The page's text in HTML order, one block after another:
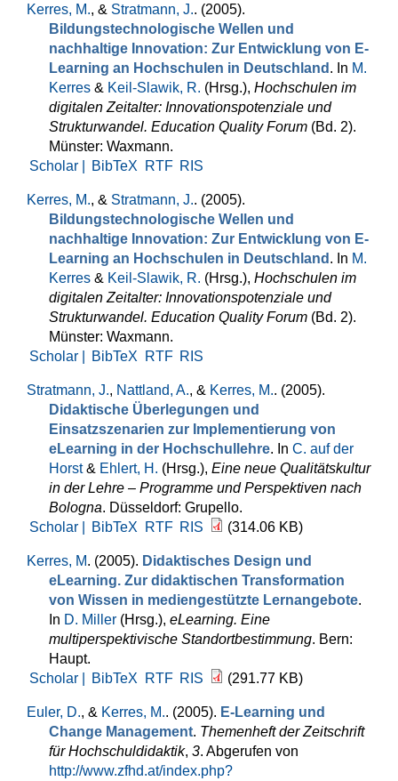
Kerres, M., & Stratmann, J.. (2005).
Bildungstechnologische Wellen und
nachhaltige Innovation: Zur Entwicklung von E-
Learning an Hochschulen in Deutschland . In M.
Kerres & Keil-Slawik, R. (Hrsg.), Hochschulen im
digitalen Zeitalter: Innovationspotenziale und
Strukturwandel. Education Quality Forum (Bd. 2).
Münster: Waxmann.
Scholar |
BibTeX RTF RIS
Kerres, M., & Stratmann, J.. (2005).
Bildungstechnologische Wellen und
nachhaltige Innovation: Zur Entwicklung von E-
Learning an Hochschulen in Deutschland . In M.
Kerres & Keil-Slawik, R. (Hrsg.), Hochschulen im
digitalen Zeitalter: Innovationspotenziale und
Strukturwandel. Education Quality Forum (Bd. 2).
Münster: Waxmann.
Scholar |
BibTeX RTF RIS
Stratmann, J., Nattland, A., & Kerres, M.. (2005).
Didaktische Überlegungen und
Einsatzszenarien zur Implementierung von
eLearning in der Hochschullehre. In C. auf der
Horst& Ehlert, H. (Hrsg.), Eine neue Qualitätskultur
in der Lehre – Programme und Perspektiven nach
Bologna. Düsseldorf: Grupello.
Scholar |
BibTeX RTF RIS (314.06 KB)
Kerres, M. (2005). Didaktisches Design und
eLearning. Zur didaktischen Transformation
von Wissen in mediengestützte Lernangebote.
In D. Miller (Hrsg.), eLearning. Eine
multiperspektivische Standortbestimmung. Bern:
Haupt.
Scholar |
BibTeX RTF RIS (291.77 KB)
Euler, D., & Kerres, M.. (2005). E-Learning und
Change Management. Themenheft der Zeitschrift
für Hochschuldidaktik, 3. Abgerufen von
http://www.zfhd.at/index.php?